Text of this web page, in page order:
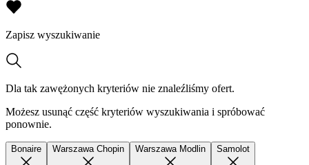
Zapisz wyszukiwanie
Dla tak zawężonych kryteriów nie znaleźliśmy ofert.
Możesz usunąć część kryteriów wyszukiwania i spróbować
ponownie.
Bonaire Warszawa Chopin Warszawa Modlin Samolot